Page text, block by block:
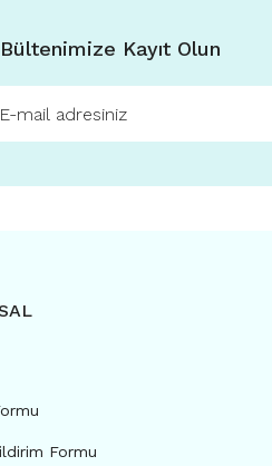
Kayıt Olun
Formu